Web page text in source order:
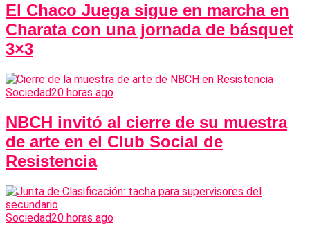
El Chaco Juega sigue en marcha en
Charata con una jornada de básquet
3×3
Sociedad20 horas ago
NBCH invitó al cierre de su muestra
de arte en el Club Social de
Resistencia
Sociedad20 horas ago